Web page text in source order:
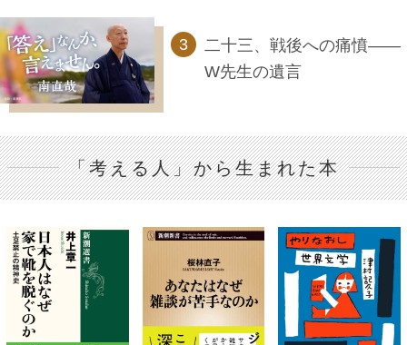
二十三、戦後への痛憤――
W先生の遺言
「考える人」から生まれた本